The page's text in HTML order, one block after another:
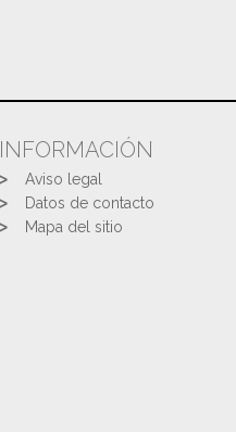
INFORMACIÓN
Aviso legal
Datos de contacto
Mapa del sitio